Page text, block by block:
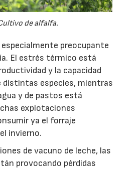
de alfalfa.
preocupante
El estrés térmico está
y la capacidad
distintas especies, mientras
y de pastos está
explotaciones
ya el forraje
invierno.
de vacuno de leche, las
provocando pérdidas